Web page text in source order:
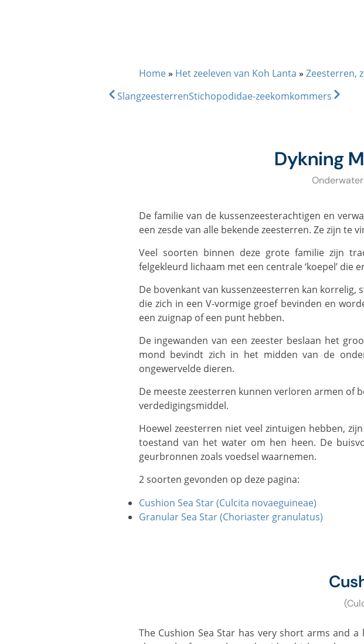
Home» Het zeeleven van Koh Lanta » Zeesterren,
SlangzeesterrenStichopodidae-zeekomkommers
Dykning
De familie van de kussenzeesterachtigen en verwanten omvat 29 geslachten en 263 soorten zeesterren, ongeveer
een zesde van alle bekende zeesterren. Ze zijn te
Veel soorten binnen deze grote familie zijn traditionele zeesterren, meestal met 5 armen rondom een dik,
felgekleurd lichaam met een centrale ‘koepel’ die
De bovenkant van kussenzeesterren kan korrelig, stekelig of glad zijn. Ze hebben rijen buisvoetjes aan de onderkant
die zich in een V-vormige groef bevinden en
een zuignap of een punt hebben.
De ingewanden van een zeester beslaan het grootste deel van de schijf en strekken zich uit tot in de armen. De
mond bevindt zich in het midden van de
ongewervelde dieren.
De meeste zeesterren kunnen verloren armen of beschadigde delen regenereren en ze kunnen armen afwerpen als
verdedigingsmiddel.
Hoewel zeesterren niet veel zintuigen hebben, zijn ze gevoelig voor aanraking, licht, temperatuur, oriëntatie en de
toestand van het water om hen heen. De
geurbronnen zoals voedsel waarnemen.
2 soorten gevonden op deze pagina:
Cushion Sea Star (Culcita novaeguineae)
Granular Sea Star (Choriaster granulatus)
The Cushion Sea Star has very short arms and a large, inflated pentagonal (five sided) body. There are 5 rows of